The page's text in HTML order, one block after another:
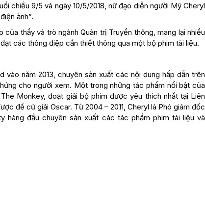
chiều 9/5 và ngày 10/5/2018, nữ đạo diễn người Mỹ Cheryl
ảnh”.
thầy và trò ngành Quản trị Truyền thông, mang lại nhiều
các thông điệp cần thiết thông qua một bộ phim tài liệu.
năm 2013, chuyên sản xuất các nội dung hấp dẫn trên
cho người xem. Một trong những tác phẩm nổi bật của
Monkey, đoạt giải bộ phim được yêu thích nhất tại Liên
đề cử giải Oscar. Từ 2004 – 2011, Cheryl là Phó giám đốc
hàng đầu chuyên sản xuất các tác phẩm phim tài liệu và